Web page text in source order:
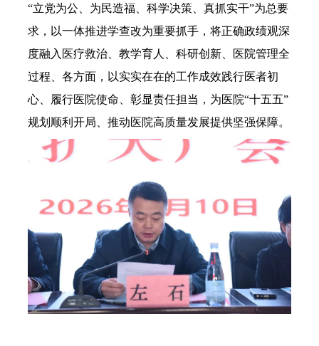
“立党为公、为民造福、科学决策、真抓实干”为总要
求，以一体推进学查改为重要抓手，将正确政绩观深
度融入医疗救治、教学育人、科研创新、医院管理全
过程、各方面，以实实在在的工作成效践行医者初
心、履行医院使命、彰显责任担当，为医院“十五五”
规划顺利开局、推动医院高质量发展提供坚强保障。